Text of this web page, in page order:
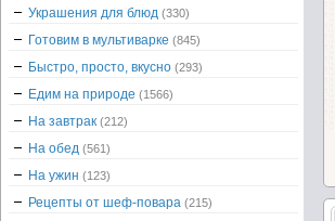
Украшения для блюд (330)
Готовим в мультиварке (845)
Быстро, просто, вкусно (293)
Едим на природе (1566)
На завтрак (212)
На обед (561)
На ужин (123)
Рецепты от шеф-повара (215)